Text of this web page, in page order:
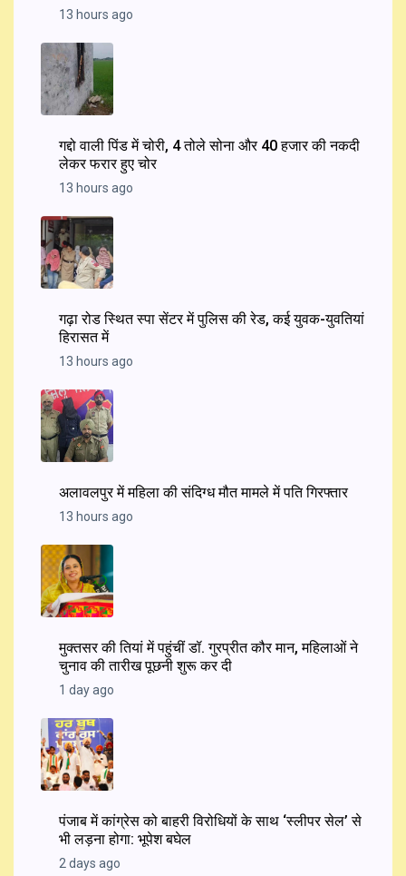
13 hours ago
गद्दो वाली पिंड में चोरी, 4 तोले सोना और 40 हजार की नकदी
लेकर फरार हुए चोर
13 hours ago
गढ़ा रोड स्थित स्पा सेंटर में पुलिस की रेड, कई युवक-युवतियां
हिरासत में
13 hours ago
अलावलपुर में महिला की संदिग्ध मौत मामले में पति गिरफ्तार
13 hours ago
मुक्तसर की तियां में पहुंचीं डॉ. गुरप्रीत कौर मान, महिलाओं ने
चुनाव की तारीख पूछनी शुरू कर दी
1 day ago
पंजाब में कांग्रेस को बाहरी विरोधियों के साथ ‘स्लीपर सेल’ से
भी लड़ना होगा: भूपेश बघेल
2 days ago